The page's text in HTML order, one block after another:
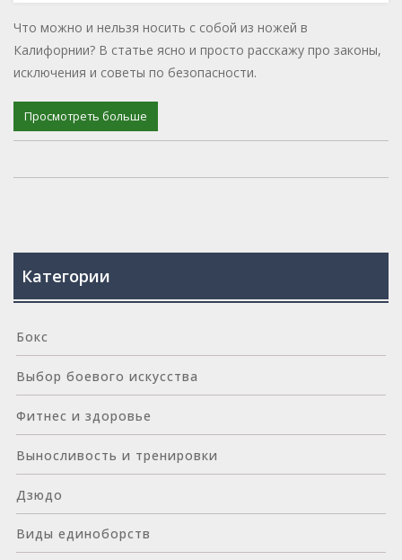
Что можно и нельзя носить с собой из ножей в
Калифорнии? В статье ясно и просто расскажу про законы,
исключения и советы по безопасности.
Просмотреть больше
Категории
Бокс
Выбор боевого искусства
Фитнес и здоровье
Выносливость и тренировки
Дзюдо
Виды единоборств